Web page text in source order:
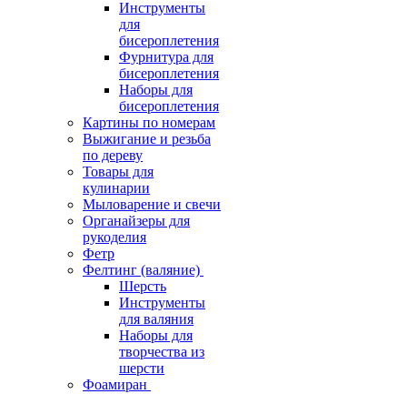
Инструменты
для
бисероплетения
Фурнитура для
бисероплетения
Наборы для
бисероплетения
Картины по номерам
Выжигание и резьба
по дереву
Товары для
кулинарии
Мыловарение и свечи
Органайзеры для
рукоделия
Фетр
Фелтинг (валяние)
Шерсть
Инструменты
для валяния
Наборы для
творчества из
шерсти
Фоамиран